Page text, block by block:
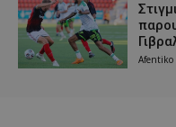
Afentiko